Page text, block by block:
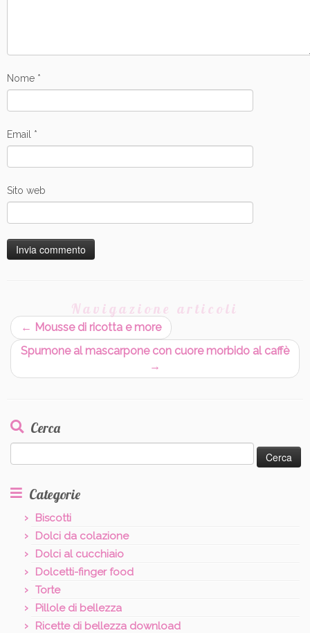
Nome *
Email *
Sito web
Navigazione articoli
← Mousse di ricotta e more
Spumone al mascarpone con cuore morbido al caffè
→
Cerca
per:
Categorie
Biscotti
Dolci da colazione
Dolci al cucchiaio
Dolcetti-finger food
Torte
Pillole di bellezza
Ricette di bellezza download